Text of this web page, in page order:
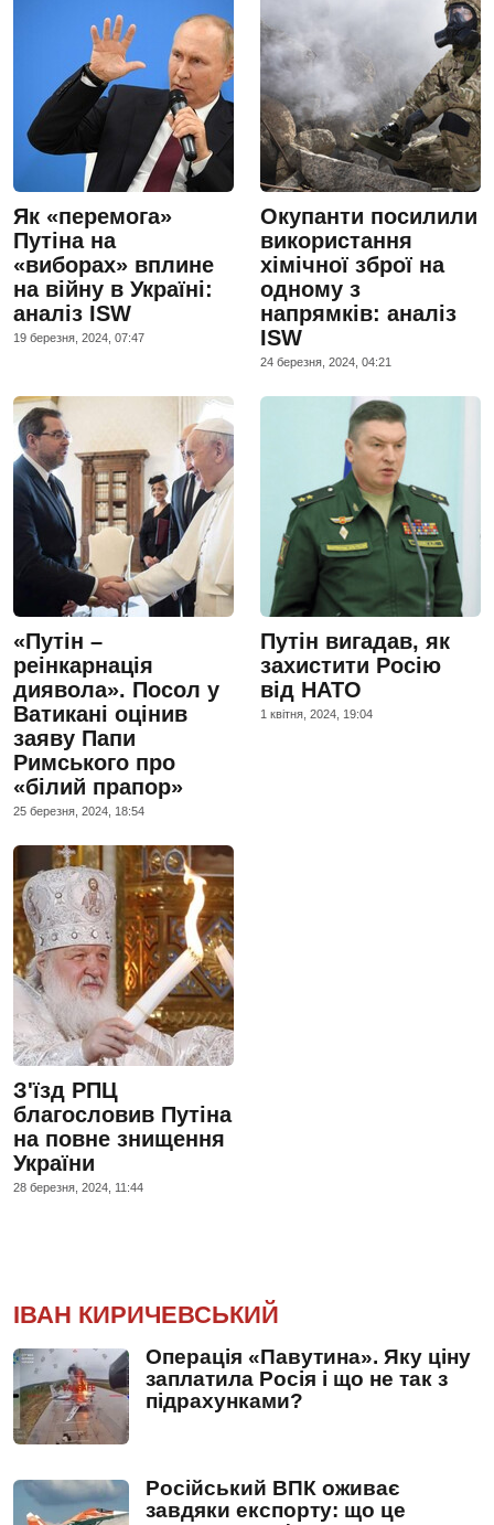
Як «перемога»
Путіна на
«виборах» вплине
на війну в Україні:
аналіз ISW
19 березня, 2024, 07:47
Окупанти посилили
використання
хімічної зброї на
одному з
напрямків: аналіз
ISW
24 березня, 2024, 04:21
«Путін –
реінкарнація
диявола». Посол у
Ватикані оцінив
заяву Папи
Римського про
«білий прапор»
25 березня, 2024, 18:54
Путін вигадав, як
захистити Росію
від НАТО
1 квiтня, 2024, 19:04
З'їзд РПЦ
благословив Путіна
на повне знищення
України
28 березня, 2024, 11:44
ІВАН КИРИЧЕВСЬКИЙ
Операція «Павутина». Яку ціну
заплатила Росія і що не так з
підрахунками?
Російський ВПК оживає
завдяки експорту: що це